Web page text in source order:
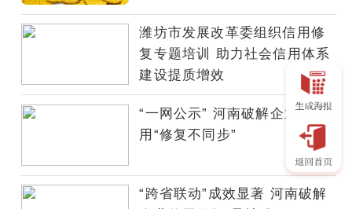
中
心
乳
山
用
修
潍坊市发展改革委组织信用修
复专题培训 助力社会信用体系
建设提质增效
“一网公示” 河南破解企业信
用“修复不同步”
“跨省联动”成效显著 河南破解